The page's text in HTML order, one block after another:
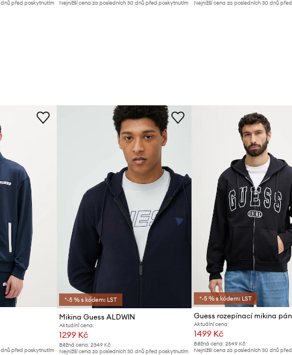
dnů před poskytnutím
Nejnižší cena za posledních 30 dnů před poskytnutím
Nejnižší cena za posledních 30 dnů
dnů před poskytnutím
*-5 % s kódem: LST
Mikina Guess ALDWIN
Aktuální cena:
1299 Kč
Běžná cena: 2349 Kč
Nejnižší cena za posledních 30 dnů před poskytnutím
*-5 % s kódem: LST
Aktuální cena:
1499 Kč
Běžná cena: 2549 Kč
Nejnižší cena za posledních 30 dnů